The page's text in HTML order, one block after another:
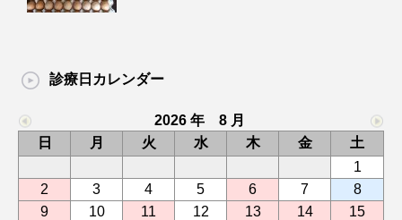
診療日カレンダー
2026 年 8 月
日
月 火 水 木 金
土
1
2
3 4 5 6 7
8
9
10 11 12 13 14
15